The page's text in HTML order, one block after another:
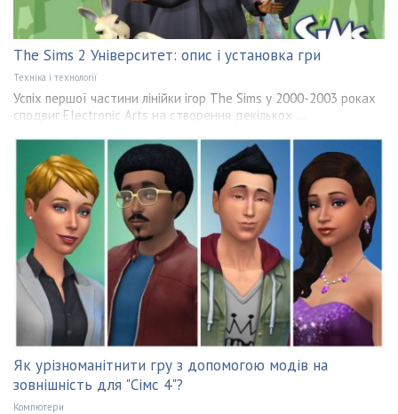
The Sims 2 Університет: опис і установка гри
Техніка і технології
Успіх першої частини лінійки ігор The Sims у 2000-2003 роках
сподвиг Electronic Arts на створення декількох ...
Як урізноманітнити гру з допомогою модів на
зовнішність для "Сімс 4"?
Компютери